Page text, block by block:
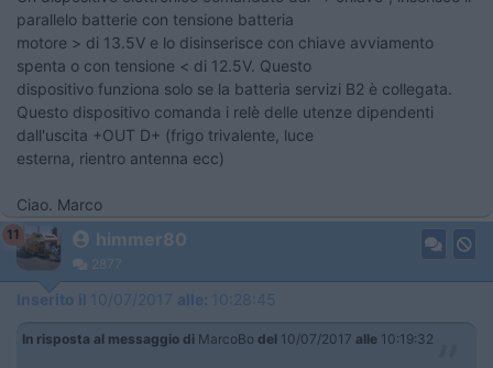
parallelo batterie con tensione batteria
motore > di 13.5V e lo disinserisce con chiave avviamento
spenta o con tensione < di 12.5V. Questo
dispositivo funziona solo se la batteria servizi B2 è collegata.
Questo dispositivo comanda i relè delle utenze dipendenti
dall'uscita +OUT D+ (frigo trivalente, luce
esterna, rientro antenna ecc)
Ciao. Marco
11 himmer80
2877
Inserito il 10/07/2017 alle: 10:28:45
In risposta al messaggio di MarcoBo del 10/07/2017 alle 10:19:32